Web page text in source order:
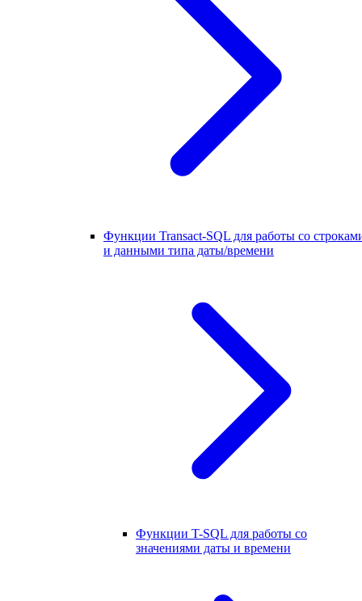
Функции Transact-SQL для работы со
и данными типа даты/времени
Функции T-SQL для работы со
значениями даты и времени